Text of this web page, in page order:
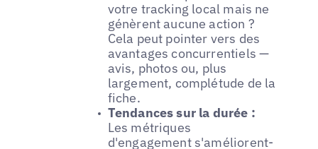
votre tracking local mais ne
génèrent aucune action ?
Cela peut pointer vers des
avantages concurrentiels —
avis, photos ou, plus
largement, complétude de la
fiche.
Tendances sur la durée :
Les métriques
d'engagement s'améliorent-